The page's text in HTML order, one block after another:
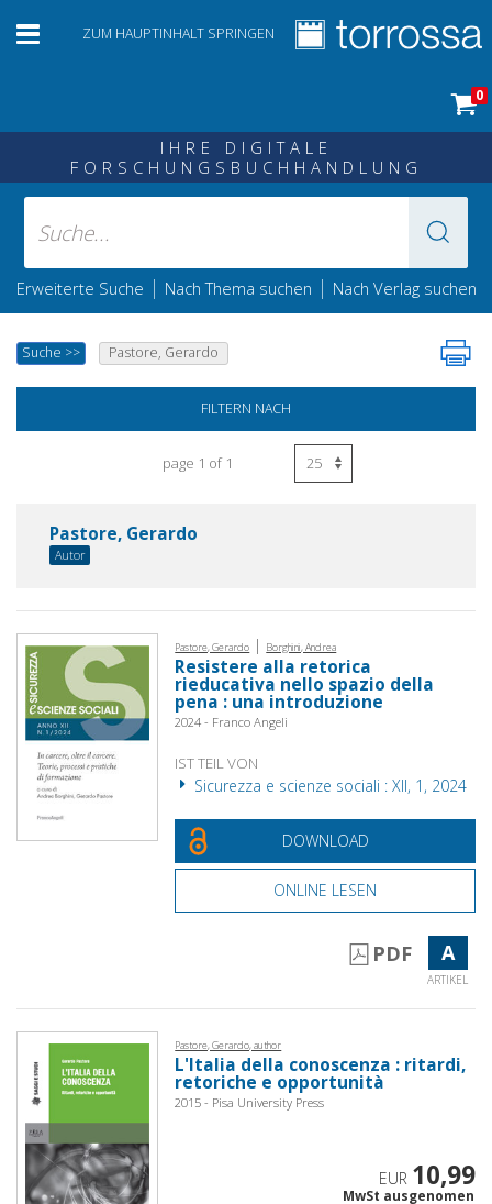
ZUM HAUPTINHALT SPRINGEN
0
IHRE DIGITALE
FORSCHUNGSBUCHHANDLUNG
Erweiterte Suche | Nach Thema suchen | Nach Verlag suchen
Suche >> Pastore, Gerardo
FILTERN NACH
page 1 of 1
Pastore, Gerardo
Autor
Pastore, Gerardo | Borghini, Andrea
Resistere alla retorica
rieducativa nello spazio della
pena : una introduzione
2024 - Franco Angeli
IST TEIL VON
Sicurezza e scienze sociali : XII, 1, 2024
DOWNLOAD
ONLINE LESEN
PDF A
ARTIKEL
Pastore, Gerardo, author
L'Italia della conoscenza : ritardi,
retoriche e opportunità
2015 - Pisa University Press
EUR 10,99
MwSt ausgenomen